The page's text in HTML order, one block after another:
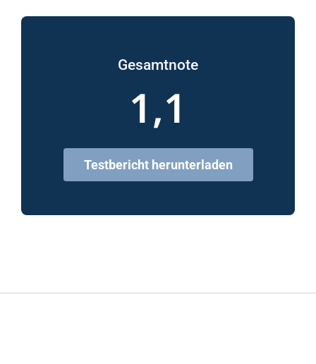
Gesamtnote
1,1
Testbericht herunterladen